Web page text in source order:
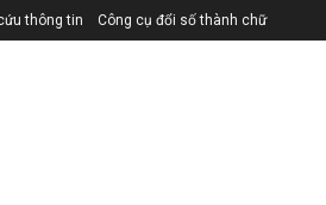
thông tin Công cụ đổi số thành chữ